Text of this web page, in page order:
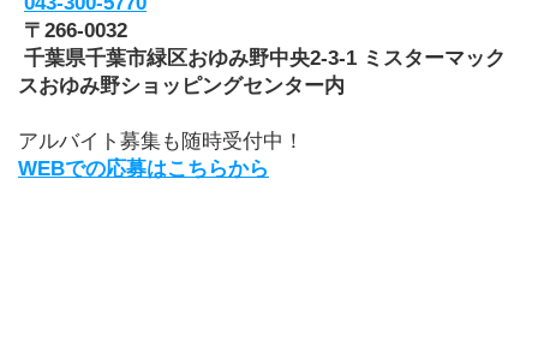
〒266-0032
スおゆみ野ショッピングセンター内
アルバイト募集も随時受付中！
WEBでの応募はこちらから